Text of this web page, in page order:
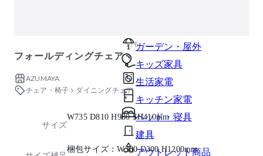
ガーデン・屋外
キッズ家具
生活家電
キッチン家電
ベッド・寝具
建具
アウトレット商品
1 / 6
フォールディングチェア
AZUMAYA
チェア・椅子
ダイニングチェア
サイズ
W735 D810 H980 SH410mm
梱包サイズ：W300 D300 H1200mm